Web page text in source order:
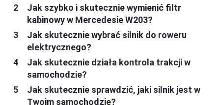
Jak szybko i skutecznie wymienić filtr
kabinowy w Mercedesie W203?
Jak skutecznie wybrać silnik do roweru
elektrycznego?
Jak skutecznie działa kontrola trakcji w
samochodzie?
Jak skutecznie sprawdzić, jaki silnik jest w
Twoim samochodzie?